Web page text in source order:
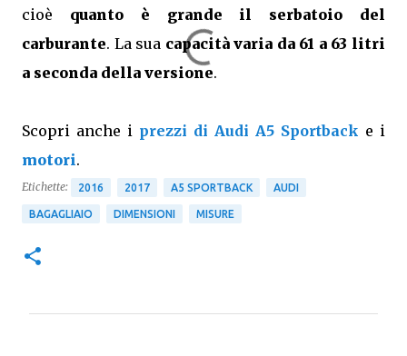
cioè quanto è grande il serbatoio del
carburante. La sua capacità varia da 61 a 63 litri
a seconda della versione.
Scopri anche i prezzi di Audi A5 Sportback e i
motori.
Etichette: 2016 2017 A5 SPORTBACK AUDI
BAGAGLIAIO DIMENSIONI MISURE